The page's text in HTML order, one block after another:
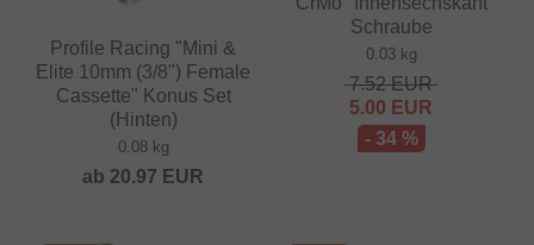
Profile Racing "Mini &
Elite 10mm (3/8") Female
Cassette" Konus Set
(Hinten)
0.08 kg
ab 20.97 EUR
Schraube
0.03 kg
7.52EUR
5.00 EUR
- 34 %